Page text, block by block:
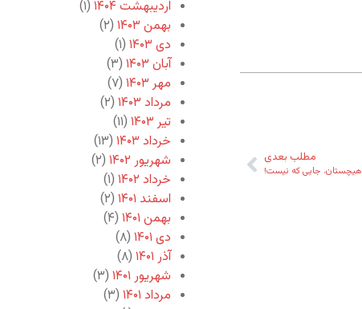
مطلب بعدی
هیچستان، جایی که نیست!
اردیبهشت ۱۴۰۴
(۱)
بهمن ۱۴۰۳
(۲)
دی ۱۴۰۳
(۱)
آبان ۱۴۰۳
(۳)
مهر ۱۴۰۳
(۷)
مرداد ۱۴۰۳
(۲)
تیر ۱۴۰۳
(۱۱)
خرداد ۱۴۰۳
(۱۳)
شهریور ۱۴۰۲
(۲)
خرداد ۱۴۰۲
(۱)
اسفند ۱۴۰۱
(۲)
بهمن ۱۴۰۱
(۴)
دی ۱۴۰۱
(۸)
آذر ۱۴۰۱
(۸)
شهریور ۱۴۰۱
(۳)
مرداد ۱۴۰۱
(۳)